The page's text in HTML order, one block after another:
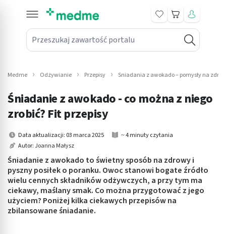
Przeszukaj zawartość portalu
Koszyk
submenu: Leki na receptę
submenu: Mama i dziecko
submenu: Kosmetyki
submenu: Higiena
submenu: Sprzęt medyczny
submenu: Intymne
Medme Odżywianie Przepisy Sniadania z awokado – pomysły na
Śniadanie z awokado - co można z niego
zrobić? Fit przepisy
Data aktualizacji: 03 marca 2025
~ 4 minuty czytania
Autor:Joanna Małysz
Śniadanie z awokado to świetny sposób na zdrowy i
pyszny posiłek o poranku. Owoc stanowi bogate źródło
wielu cennych składników odżywczych, a przy tym ma
ciekawy, maślany smak. Co można przygotować z jego
użyciem? Poniżej kilka ciekawych przepisów na
zbilansowane śniadanie.